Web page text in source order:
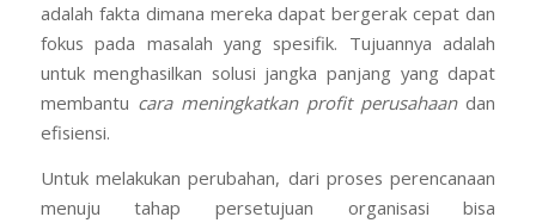
adalah fakta dimana mereka dapat bergerak cepat dan
fokus pada masalah yang spesifik. Tujuannya adalah
untuk menghasilkan solusi jangka panjang yang dapat
membantu cara meningkatkan profit perusahaandan
efisiensi.
Untuk melakukan perubahan, dari proses perencanaan
menuju tahap persetujuan organisasi bisa